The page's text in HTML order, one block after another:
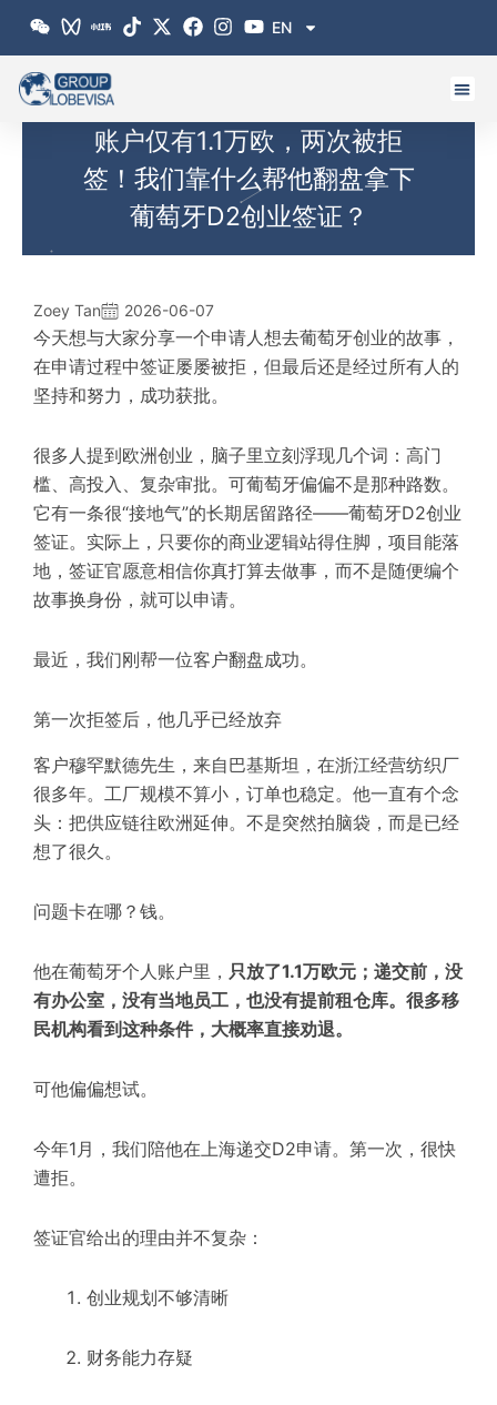
EN
账户仅有1.1万欧，两次被拒
签！我们靠什么帮他翻盘拿下
葡萄牙D2创业签证？
Zoey Tan 2026-06-07
今天想与大家分享一个申请人想去葡萄牙创业的故事，
在申请过程中签证屡屡被拒，但最后还是经过所有人的
坚持和努力，成功获批。
很多人提到欧洲创业，脑子里立刻浮现几个词：高门
槛、高投入、复杂审批。可葡萄牙偏偏不是那种路数。
它有一条很“接地气”的长期居留路径——葡萄牙D2创业
签证。实际上，只要你的商业逻辑站得住脚，项目能落
地，签证官愿意相信你真打算去做事，而不是随便编个
故事换身份，就可以申请。
最近，我们刚帮一位客户翻盘成功。
第一次拒签后，他几乎已经放弃
客户穆罕默德先生，来自巴基斯坦，在浙江经营纺织厂
很多年。工厂规模不算小，订单也稳定。他一直有个念
头：把供应链往欧洲延伸。不是突然拍脑袋，而是已经
想了很久。
问题卡在哪？钱。
他在葡萄牙个人账户里， 只放了1.1万欧元；递交前，没
有办公室，没有当地员工，也没有提前租仓库。很多移
民机构看到这种条件，大概率直接劝退。
可他偏偏想试。
今年1月，我们陪他在上海递交D2申请。第一次，很快
遭拒。
签证官给出的理由并不复杂：
创业规划不够清晰
财务能力存疑